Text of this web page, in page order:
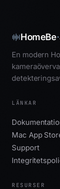
HomeBe·
En modern
LÄNKAR
Mac App
Support
RESURSER